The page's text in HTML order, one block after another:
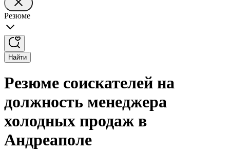
Резюме
Найти
Резюме соискателей на
должность менеджера
холодных продаж в
Андреаполе